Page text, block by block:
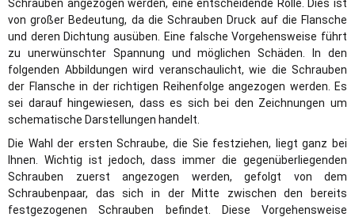
Schrauben angezogen werden, eine entscheidende Rolle. Dies ist
von großer Bedeutung, da die Schrauben Druck auf die Flansche
und deren Dichtung ausüben. Eine falsche Vorgehensweise führt
zu unerwünschter Spannung und möglichen Schäden. In den
folgenden Abbildungen wird veranschaulicht, wie die Schrauben
der Flansche in der richtigen Reihenfolge angezogen werden. Es
sei darauf hingewiesen, dass es sich bei den Zeichnungen um
schematische Darstellungen handelt.
Die Wahl der ersten Schraube, die Sie festziehen, liegt ganz bei
Ihnen. Wichtig ist jedoch, dass immer die gegenüberliegenden
Schrauben zuerst angezogen werden, gefolgt von dem
Schraubenpaar, das sich in der Mitte zwischen den bereits
festgezogenen Schrauben befindet. Diese Vorgehensweise